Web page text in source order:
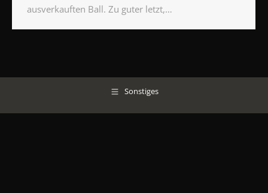
ausverkauften Ball. Zu guter letzt,…
Sonstiges